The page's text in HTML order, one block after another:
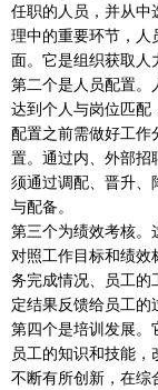
任职的人员，并从中
理中的重要环节，人
面。它是组织获取人
第二个是人员配置。
达到个人与岗位匹配
配置之前需做好工作
置。通过内、外部招
须通过调配、晋升、
与配备。
第三个为绩效考核。
对照工作目标和绩
务完成情况、员工的
定结果反馈给员工的
第四个是培训发展。
员工的知识和技能
不断有所创新，在综